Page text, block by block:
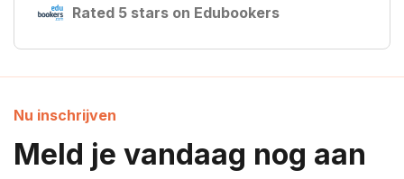
Rated 5 stars on Edubookers
Nu inschrijven
Meld je vandaag nog aan